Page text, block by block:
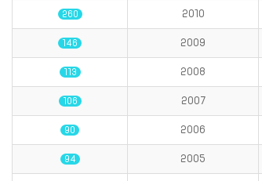
2010
260
2009
146
2008
113
2007
106
2006
90
2005
94